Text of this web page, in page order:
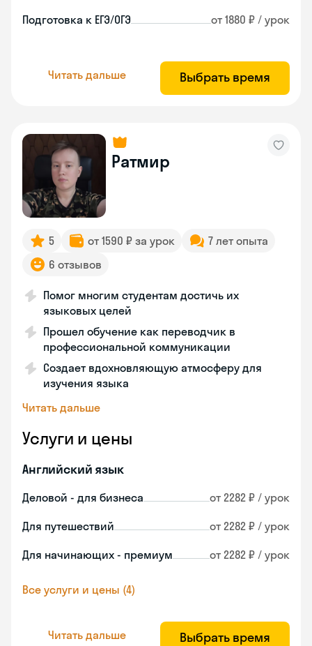
Подготовка к ЕГЭ/ОГЭ от 1880 ₽ / урок
Читать дальше Выбрать время
Ратмир
5 от 1590 ₽ за урок
7 лет опыта
6 отзывов
Помог многим студентам достичь их
языковых целей
Прошел обучение как переводчик в
профессиональной коммуникации
Создает вдохновляющую атмосферу для
изучения языка
Читать дальше
Услуги и цены
Английский язык
Деловой - для бизнеса от 2282 ₽ / урок
Для путешествий от 2282 ₽ / урок
Для начинающих - премиум от 2282 ₽ / урок
Все услуги и цены (4)
Читать дальше Выбрать время